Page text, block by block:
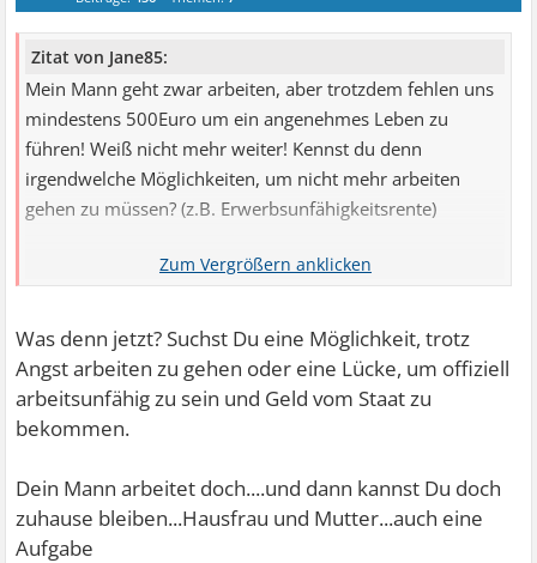
Zitat von Jane85:
Mein Mann geht zwar arbeiten, aber trotzdem fehlen uns
mindestens 500Euro um ein angenehmes Leben zu
führen! Weiß nicht mehr weiter! Kennst du denn
irgendwelche Möglichkeiten, um nicht mehr arbeiten
gehen zu müssen? (z.B. Erwerbsunfähigkeitsrente)
Was denn jetzt? Suchst Du eine Möglichkeit, trotz
Angst arbeiten zu gehen oder eine Lücke, um offiziell
arbeitsunfähig zu sein und Geld vom Staat zu
bekommen.
Dein Mann arbeitet doch....und dann kannst Du doch
zuhause bleiben...Hausfrau und Mutter...auch eine
Aufgabe